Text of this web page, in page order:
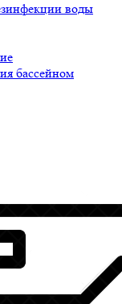
воды
бассейном